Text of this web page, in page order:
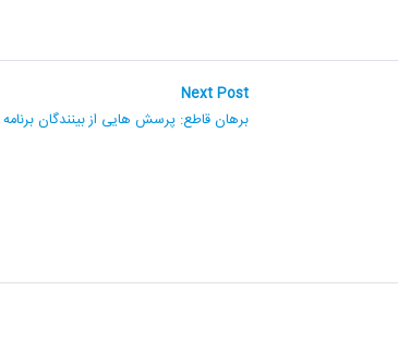
Next Post
Next
برهان قاطع: پرسش هایی از بینندگان